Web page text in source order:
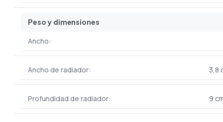
Peso y dimensiones
Ancho:
Ancho de radiador: 3,8
Profundidad de radiador: 9